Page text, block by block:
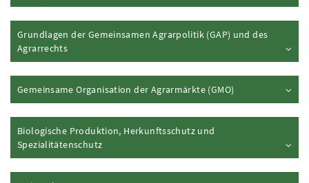
Grundlagen der Gemeinsamen Agrarpolitik (GAP) und des
AgrarrechtsInhalt aufklappen
Gemeinsame Organisation der Agrarmärkte (GMO) Inhalt
Biologische Produktion, Herkunftsschutz und
SpezialitätenschutzInhalt aufklappen